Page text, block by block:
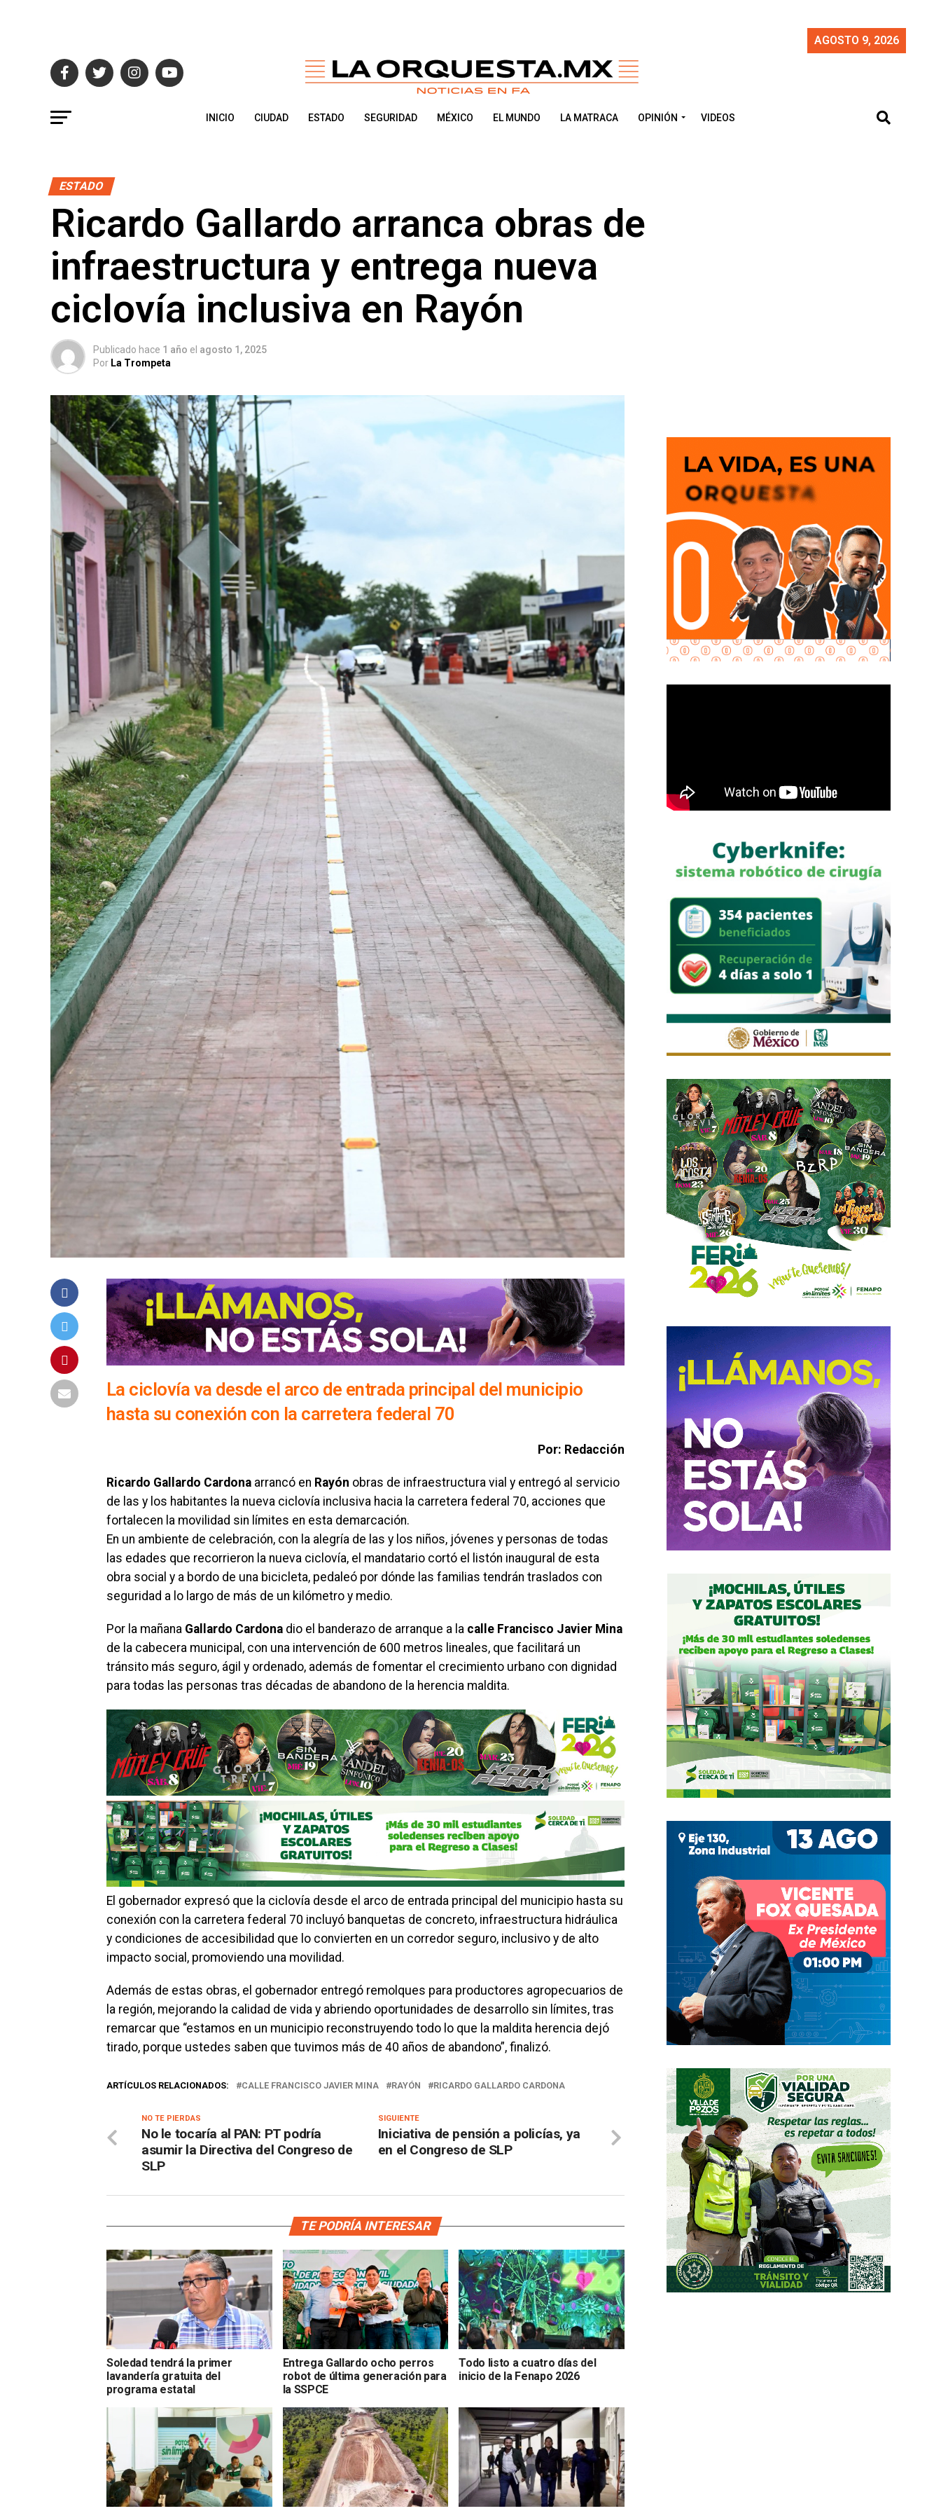
AGOSTO 9, 2026
INICIO CIUDAD ESTADO SEGURIDAD MÉXICO EL MUNDO LA MATRACA OPINIÓN VIDEOS
ESTADO
Ricardo Gallardo arranca obras de
infraestructura y entrega nueva
ciclovía inclusiva en Rayón
Publicado hace 1 año el agosto 1, 2025
Por La Trompeta
La ciclovía va desde el arco de entrada principal del municipio
hasta su conexión con la carretera federal 70
Por: Redacción
Ricardo Gallardo Cardona arrancó en Rayón obras de infraestructura vial y entregó al servicio
de las y los habitantes la nueva ciclovía inclusiva hacia la carretera federal 70, acciones que
fortalecen la movilidad sin límites en esta demarcación.
En un ambiente de celebración, con la alegría de las y los niños, jóvenes y personas de todas
las edades que recorrieron la nueva ciclovía, el mandatario cortó el listón inaugural de esta
obra social y a bordo de una bicicleta, pedaleó por dónde las familias tendrán traslados con
seguridad a lo largo de más de un kilómetro y medio.
Por la mañana Gallardo Cardona dio el banderazo de arranque a la calle Francisco Javier Mina
de la cabecera municipal, con una intervención de 600 metros lineales, que facilitará un
tránsito más seguro, ágil y ordenado, además de fomentar el crecimiento urbano con dignidad
para todas las personas tras décadas de abandono de la herencia maldita.
El gobernador expresó que la ciclovía desde el arco de entrada principal del municipio hasta su
conexión con la carretera federal 70 incluyó banquetas de concreto, infraestructura hidráulica
y condiciones de accesibilidad que lo convierten en un corredor seguro, inclusivo y de alto
impacto social, promoviendo una movilidad.
Además de estas obras, el gobernador entregó remolques para productores agropecuarios de
la región, mejorando la calidad de vida y abriendo oportunidades de desarrollo sin límites, tras
remarcar que “estamos en un municipio reconstruyendo todo lo que la maldita herencia dejó
tirado, porque ustedes saben que tuvimos más de 40 años de abandono”, finalizó.
ARTÍCULOS RELACIONADOS: CALLE FRANCISCO JAVIER MINA RAYÓN RICARDO GALLARDO CARDONA
SIGUIENTE
Iniciativa de pensión a policías, ya
en el Congreso de SLP
NO TE PIERDAS
No le tocaría al PAN: PT podría
asumir la Directiva del Congreso de
SLP
TE PODRÍA INTERESAR
Soledad tendrá la primer
lavandería gratuita del
programa estatal
Entrega Gallardo ocho perros
robot de última generación para
la SSPCE
Todo listo a cuatro días del
inicio de la Fenapo 2026